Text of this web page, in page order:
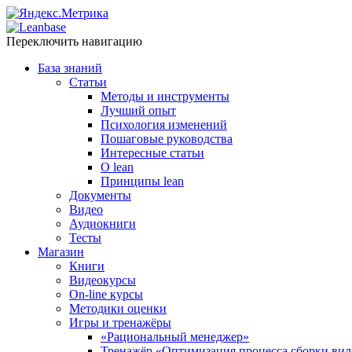
Переключить навигацию
База знаний
Статьи
Методы и инструменты
Лучший опыт
Психология изменений
Пошаговые руководства
Интересные статьи
O lean
Принципы lean
Документы
Видео
Аудиокниги
Тесты
Магазин
Книги
Видеокурсы
On-line курсы
Методики оценки
Игры и тренажёры
«Рациональный менеджер»